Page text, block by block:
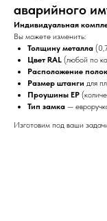
аварийного
Индивидуальная
Вы можете изменить:
Толщину металла
Цвет RAL (любой по
Расположение полок
Размер штанги для
Проушины ЕР
Тип замка —
Изготовим под ваши